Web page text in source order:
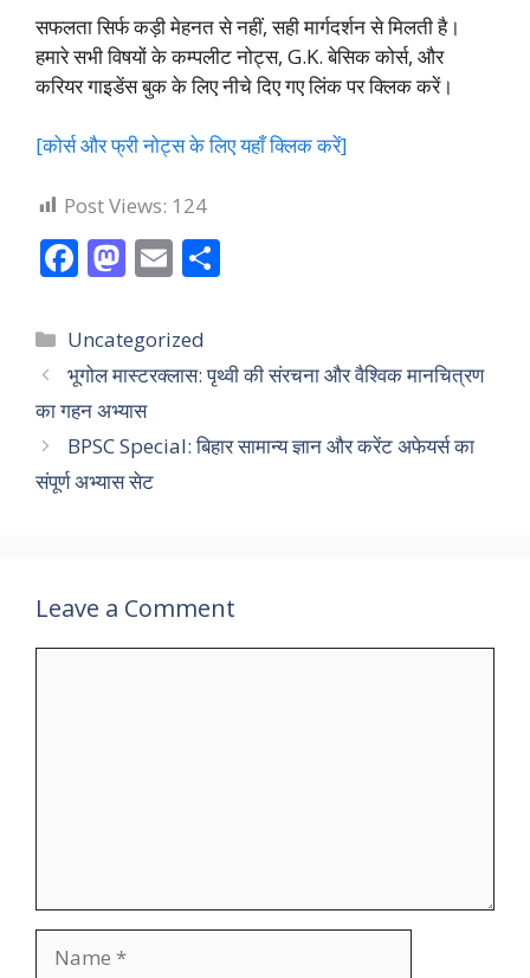
सफलता सिर्फ कड़ी मेहनत से नहीं, सही मार्गदर्शन से मिलती है।
हमारे सभी विषयों के कम्पलीट नोट्स, G.K. बेसिक कोर्स, और
करियर गाइडेंस बुक के लिए नीचे दिए गए लिंक पर क्लिक करें।
[कोर्स और फ्री नोट्स के लिए यहाँ क्लिक करें]
Post Views: 124
F
e
b
o
o
k
M
to
d
o
n
E
ai
l e
Categories
Uncategorized
भूगोल मास्टरक्लास: पृथ्वी की संरचना और वैश्विक मानचित्रण
का गहन अभ्यास
BPSC Special: बिहार सामान्य ज्ञान और करेंट अफेयर्स का
संपूर्ण अभ्यास सेट
Leave a Comment